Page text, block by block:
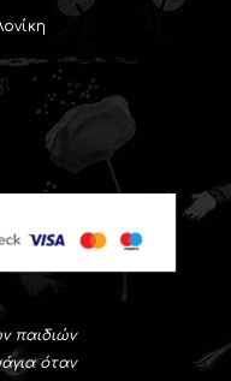
παιδιών
όταν